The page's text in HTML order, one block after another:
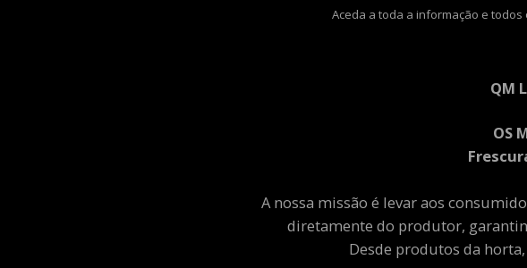
Aceda a toda a informação e todos
QM
OS
A nossa missão é levar aos
diretamente do produtor,
Desde produtos da